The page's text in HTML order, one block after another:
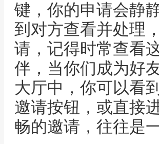
键，你的申请会静
到对方查看并处理
请，记得时常查看
伴，当你们成为好
大厅中，你可以看
邀请按钮，或直接
畅的邀请，往往是